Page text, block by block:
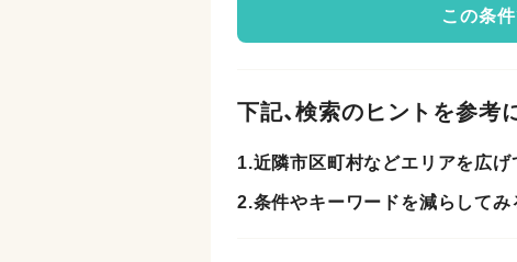
この条
下記、検索のヒントを参考
1.近隣市区町村などエリアを広げ
2.条件やキーワードを減らしてみ